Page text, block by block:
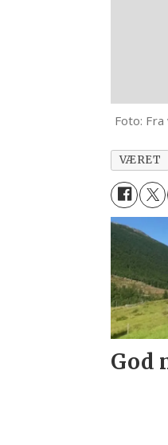
Foto:
VÆRET
God